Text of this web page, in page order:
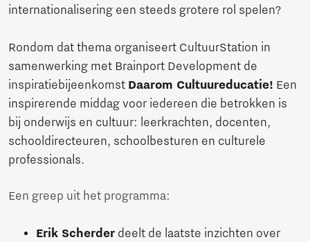
internationalisering een steeds grotere rol spelen?
Rondom dat thema organiseert CultuurStation in
samenwerking met Brainport Development de
inspiratiebijeenkomst Daarom Cultuureducatie! Een
inspirerende middag voor iedereen die betrokken is
bij onderwijs en cultuur: leerkrachten, docenten,
schooldirecteuren, schoolbesturen en culturele
professionals.
Een greep uit het programma:
Erik Scherder deelt de laatste inzichten over